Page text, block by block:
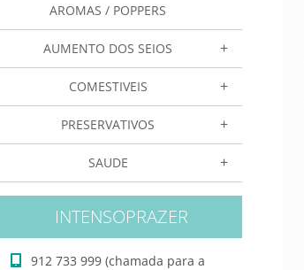
AROMAS / POPPERS
AUMENTO DOS SEIOS
COMESTIVEIS
PRESERVATIVOS
SAUDE
INTENSOPRAZER
912 733 999 (chamada para a